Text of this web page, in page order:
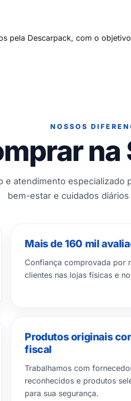
pela Descarpack, com o
NOSSOS
e atendimento especializado
bem-estar e cuidados
Mais de 160 mil
Confiança comprovada por
clientes nas lojas físicas e
Produtos originais
fiscal
Trabalhamos com
reconhecidos e produtos
para sua segurança.